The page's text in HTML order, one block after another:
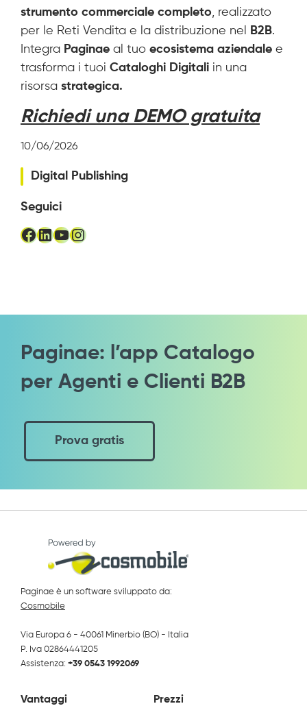
strumento commerciale completo, realizzato
per le Reti Vendita e la distribuzione nel
B2B.
Integra Paginae al tuo ecosistema aziendale e
trasforma i tuoi Cataloghi Digitali in una
risorsa strategica.
Richiedi una DEMO gratuita
10/06/2026
Digital Publishing
Seguici
Facebook
LinkedIn
YouTube
Instagram
Paginae: l’app Catalogo
per Agenti e Clienti B2B
Prova gratis
Paginae è un software sviluppato da:
Cosmobile
Via Europa 6 - 40061 Minerbio (BO) - Italia
P. Iva 02864441205
Assistenza: +39 0543 1992069
Vantaggi Prezzi